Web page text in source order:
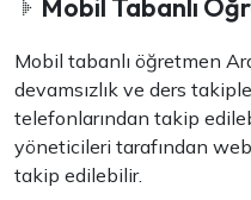
Mobil Tabanlı
Mobil tabanlı öğretmen
devamsızlık ve ders
telefonlarından takip
yöneticileri tarafından
takip edilebilir.